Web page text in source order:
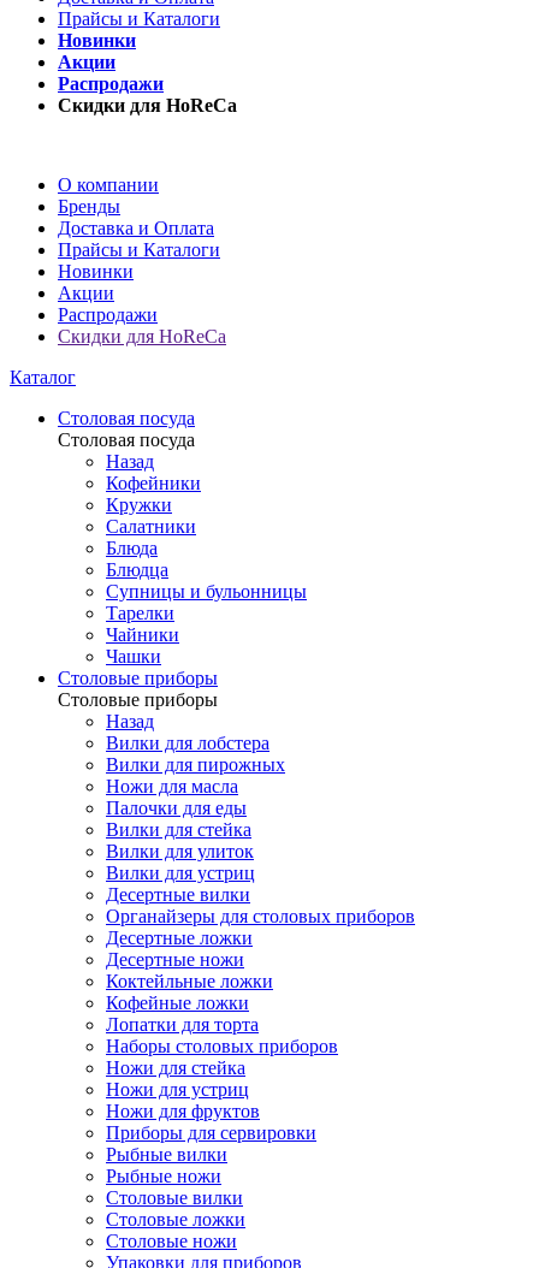
Прайсы и Каталоги
Новинки
Акции
Распродажи
Скидки для HoReCa
О компании
Бренды
Доставка и Оплата
Прайсы и Каталоги
Новинки
Акции
Распродажи
Скидки для HoReCa
Каталог
Столовая посуда
Столовая посуда
Назад
Кофейники
Кружки
Салатники
Блюда
Блюдца
Супницы и бульонницы
Тарелки
Чайники
Чашки
Cтоловые приборы
Cтоловые приборы
Назад
Вилки для лобстера
Вилки для пирожных
Ножи для масла
Палочки для еды
Вилки для стейка
Вилки для улиток
Вилки для устриц
Десертные вилки
Органайзеры для столовых приборов
Десертные ложки
Десертные ножи
Коктейльные ложки
Кофейные ложки
Лопатки для торта
Наборы столовых приборов
Ножи для стейка
Ножи для устриц
Ножи для фруктов
Приборы для сервировки
Рыбные вилки
Рыбные ножи
Столовые вилки
Столовые ложки
Столовые ножи
Упаковки для приборов